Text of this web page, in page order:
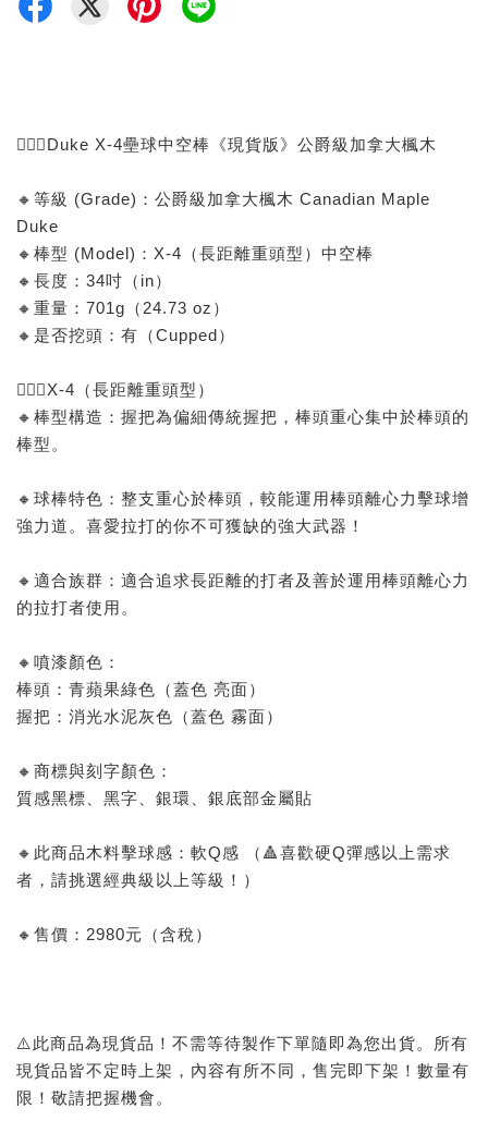
🙅🏻‍♂️Duke X-4壘球中空棒《現貨版》公爵級加拿大楓木
🔸等級 (Grade)：公爵級加拿大楓木 Canadian Maple
Duke
🔸棒型 (Model)：X-4（長距離重頭型）中空棒
🔸長度：34吋（in）
🔸重量：701g（24.73 oz）
🔸是否挖頭：有（Cupped）
🙅🏻‍♂️X-4（長距離重頭型）
🔸棒型構造：握把為偏細傳統握把，棒頭重心集中於棒頭的
棒型。
🔸球棒特色：整支重心於棒頭，較能運用棒頭離心力擊球增
強力道。喜愛拉打的你不可獲缺的強大武器！
🔸適合族群：適合追求長距離的打者及善於運用棒頭離心力
的拉打者使用。
🔸噴漆顏色：
棒頭：青蘋果綠色（蓋色 亮面）
握把：消光水泥灰色（蓋色 霧面）
🔸商標與刻字顏色：
質感黑標、黑字、銀環、銀底部金屬貼
🔸此商品木料擊球感：軟Q感 （🔺喜歡硬Q彈感以上需求
者，請挑選經典級以上等級！）
🔸售價：2980元（含稅）
⚠️此商品為現貨品！不需等待製作下單隨即為您出貨。所有
現貨品皆不定時上架，內容有所不同，售完即下架！數量有
限！敬請把握機會。